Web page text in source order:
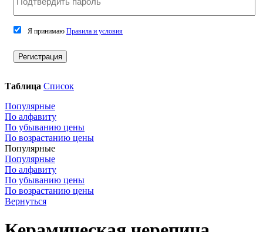
Я принимаю Правила и условия
Регистрация
Таблица Список
Популярные
По алфавиту
По убыванию цены
По возрастанию цены
Популярные
Популярные
По алфавиту
По убыванию цены
По возрастанию цены
Вернуться